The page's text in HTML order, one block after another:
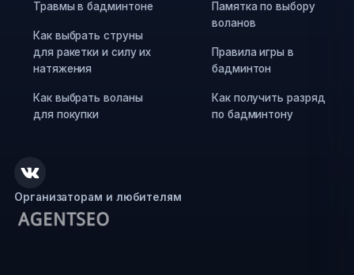
Травмы в бадминтоне
Как выбрать струны
для ракетки и силу их
натяжения
Как выбрать воланы
для покупки
Памятка по выбору
воланов
Правила игры в
бадминтон
Как получить разряд
по бадминтону
Организаторам и любителям